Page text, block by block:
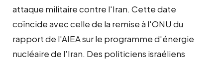
attaque militaire contre l'Iran. Cette date
coïncide avec celle de la remise à l'ONU du
rapport de l'AIEA sur le programme d'énergie
nucléaire de l'Iran. Des politiciens israéliens